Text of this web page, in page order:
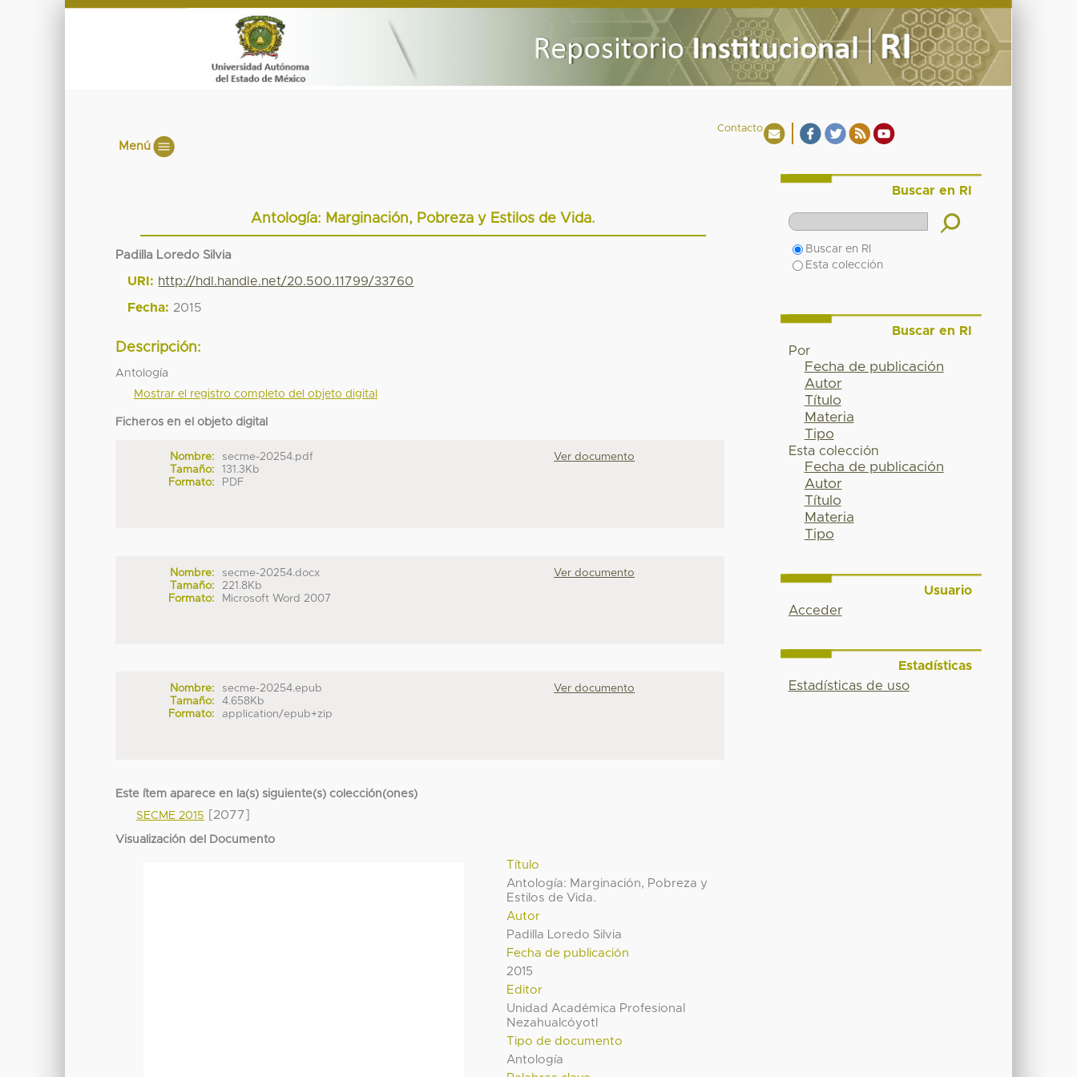
Contacto
Menú
Antología: Marginación, Pobreza y Estilos de Vida.
Padilla Loredo Silvia
URI: http://hdl.handle.net/20.500.11799/33760
Fecha: 2015
Descripción:
Antología
Mostrar el registro completo del objeto digital
Ficheros en el objeto digital
Nombre:
secme-20254.pdf
Tamaño:
131.3Kb
Formato:
PDF
Ver documento
Nombre:
secme-20254.docx
Tamaño:
221.8Kb
Formato:
Microsoft Word 2007
Ver documento
Nombre:
secme-20254.epub
Tamaño:
4.658Kb
Formato:
application/epub+zip
Ver documento
Este ítem aparece en la(s) siguiente(s) colección(ones)
SECME 2015
[2077]
Visualización del Documento
Título
Antología: Marginación, Pobreza y
Estilos de Vida.
Autor
Padilla Loredo Silvia
Fecha de publicación
2015
Editor
Unidad Académica Profesional
Nezahualcóyotl
Tipo de documento
Antología
Buscar en RI
Buscar en RI
Esta colección
Buscar en RI
Por
Fecha de publicación
Autor
Título
Materia
Tipo
Esta colección
Fecha de publicación
Autor
Título
Materia
Tipo
Usuario
Acceder
Estadísticas
Estadísticas de uso